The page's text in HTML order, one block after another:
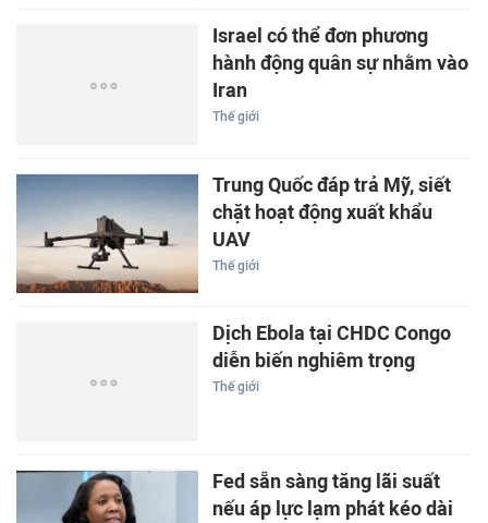
Israel có thể đơn phương
hành động quân sự nhằm vào
Iran
Thế giới
Trung Quốc đáp trả Mỹ, siết
chặt hoạt động xuất khẩu
UAV
Thế giới
Dịch Ebola tại CHDC Congo
diễn biến nghiêm trọng
Thế giới
Fed sẵn sàng tăng lãi suất
nếu áp lực lạm phát kéo dài